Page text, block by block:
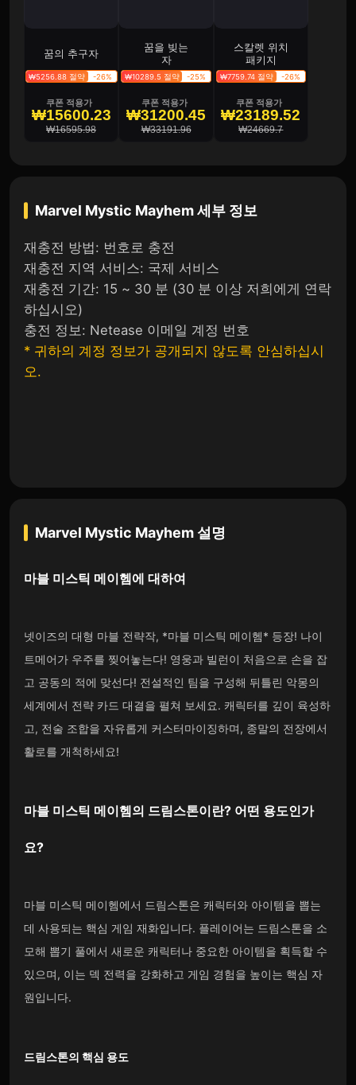
꿈의 추구자
₩5256.88 절약 -26%
쿠폰 적용가
₩15600.23
₩16595.98
꿈을 빚는
자
₩10289.5 절약 -25%
쿠폰 적용가
₩31200.45
₩33191.96
스칼렛 위치
패키지
₩7759.74 절약 -26%
쿠폰 적용가
₩23189.52
₩24669.7
Marvel Mystic Mayhem세부 정보
재충전 방법: 번호로 충전
재충전 지역 서비스: 국제 서비스
재충전 기간: 15 ~ 30 분 (30 분 이상 저희에게 연락
하십시오)
충전 정보: Netease 이메일 계정 번호
* 귀하의 계정 정보가 공개되지 않도록 안심하십시
오.
Marvel Mystic Mayhem설명
마블 미스틱 메이헴에 대하여
넷이즈의 대형 마블 전략작, *마블 미스틱 메이헴* 등장! 나이
트메어가 우주를 찢어놓는다! 영웅과 빌런이 처음으로 손을 잡
고 공동의 적에 맞선다! 전설적인 팀을 구성해 뒤틀린 악몽의
세계에서 전략 카드 대결을 펼쳐 보세요. 캐릭터를 깊이 육성하
고, 전술 조합을 자유롭게 커스터마이징하며, 종말의 전장에서
활로를 개척하세요!
마블 미스틱 메이헴의 드림스톤이란? 어떤 용도인가
요?
마블 미스틱 메이헴에서 드림스톤은 캐릭터와 아이템을 뽑는
데 사용되는 핵심 게임 재화입니다. 플레이어는 드림스톤을 소
모해 뽑기 풀에서 새로운 캐릭터나 중요한 아이템을 획득할 수
있으며, 이는 덱 전력을 강화하고 게임 경험을 높이는 핵심 자
원입니다.
드림스톤의 핵심 용도